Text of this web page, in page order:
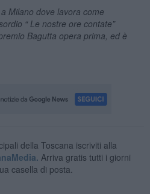
Milano dove lavora come
“ Le nostre ore contate”
Bagutta opera prima, ed è
della Toscana iscriviti alla
Arriva gratis tutti i giorni
casella di posta.